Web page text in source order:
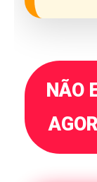
NÃO